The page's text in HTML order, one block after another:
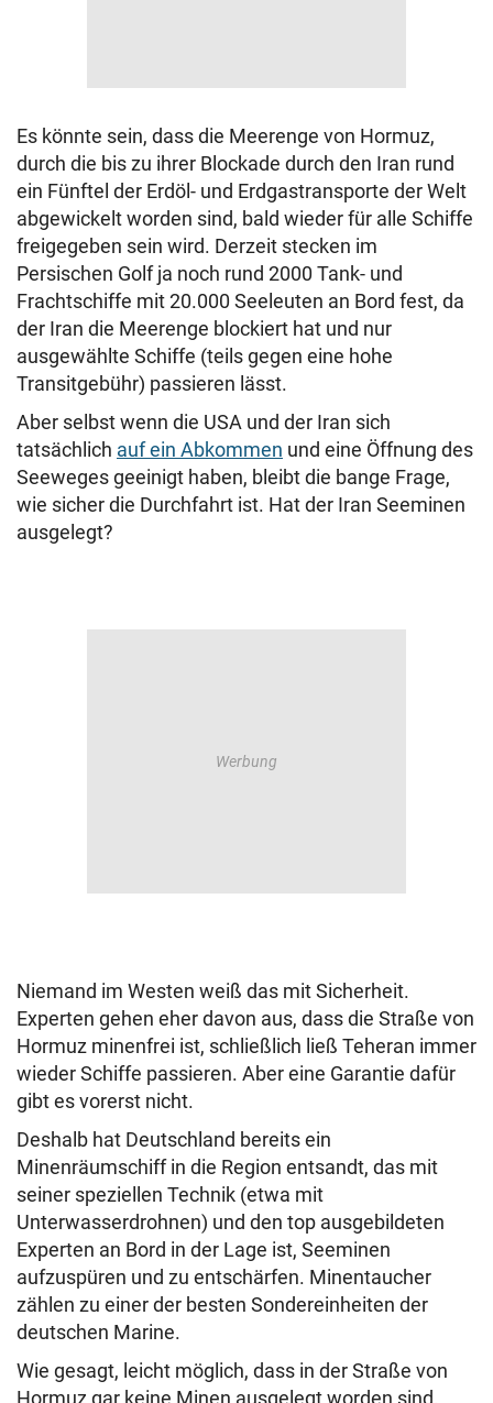
Es könnte sein, dass die Meerenge von Hormuz,
durch die bis zu ihrer Blockade durch den Iran rund
ein Fünftel der Erdöl- und Erdgastransporte der Welt
abgewickelt worden sind, bald wieder für alle Schiffe
freigegeben sein wird. Derzeit stecken im
Persischen Golf ja noch rund 2000 Tank- und
Frachtschiffe mit 20.000 Seeleuten an Bord fest, da
der Iran die Meerenge blockiert hat und nur
ausgewählte Schiffe (teils gegen eine hohe
Transitgebühr) passieren lässt.
Aber selbst wenn die USA und der Iran sich
tatsächlich auf ein Abkommen und eine Öffnung des
Seeweges geeinigt haben, bleibt die bange Frage,
wie sicher die Durchfahrt ist. Hat der Iran Seeminen
ausgelegt?
Niemand im Westen weiß das mit Sicherheit.
Experten gehen eher davon aus, dass die Straße von
Hormuz minenfrei ist, schließlich ließ Teheran immer
wieder Schiffe passieren. Aber eine Garantie dafür
gibt es vorerst nicht.
Deshalb hat Deutschland bereits ein
Minenräumschiff in die Region entsandt, das mit
seiner speziellen Technik (etwa mit
Unterwasserdrohnen) und den top ausgebildeten
Experten an Bord in der Lage ist, Seeminen
aufzuspüren und zu entschärfen. Minentaucher
zählen zu einer der besten Sondereinheiten der
deutschen Marine.
Wie gesagt, leicht möglich, dass in der Straße von
Hormuz gar keine Minen ausgelegt worden sind.